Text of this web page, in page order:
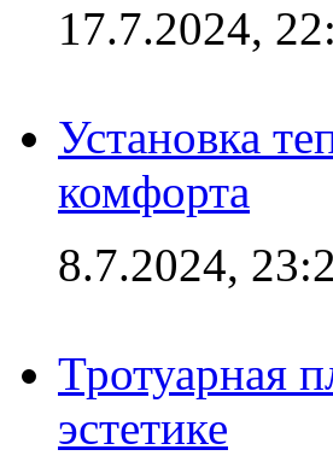
17.7.2024,
Установка
комфорта
8.7.2024,
Тротуарная
эстетике